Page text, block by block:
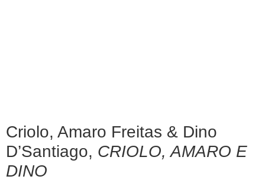
Criolo, Amaro Freitas & Dino
D’Santiago, CRIOLO, AMARO E
DINO